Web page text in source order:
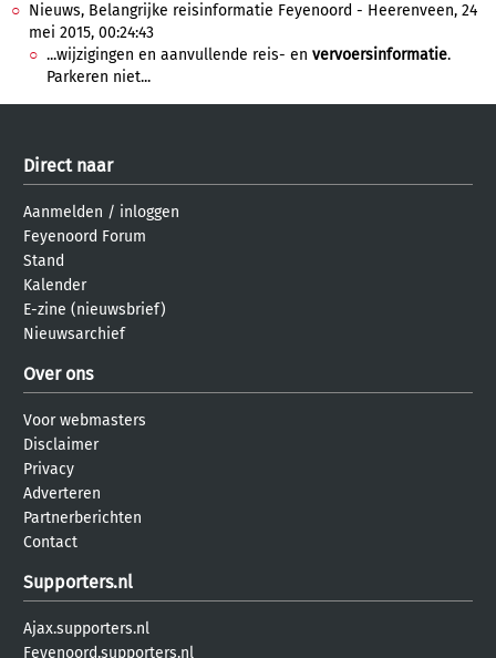
Nieuws, Belangrijke reisinformatie Feyenoord - Heerenveen, 24
mei 2015, 00:24:43
...wijzigingen en aanvullende reis- en vervoersinformatie.
Parkeren niet...
Direct naar
Aanmelden / inloggen
Feyenoord Forum
Stand
Kalender
E-zine (nieuwsbrief)
Nieuwsarchief
Over ons
Voor webmasters
Disclaimer
Privacy
Adverteren
Partnerberichten
Contact
Supporters.nl
Ajax.supporters.nl
Feyenoord.supporters.nl